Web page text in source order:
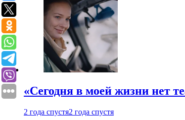
«Сегодня в моей жизни нет
2 года спустя2 года спустя